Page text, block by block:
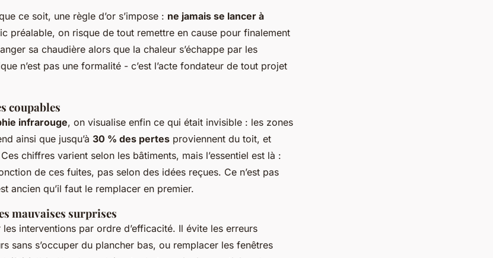
ce soit, une règle d’or s’impose : ne jamais se lancer à
préalable, on risque de tout remettre en cause pour finalement
sa chaudière alors que la chaleur s’échappe par les
n’est pas une formalité - c’est l’acte fondateur de tout projet
coupables
infrarouge, on visualise enfin ce qui était invisible : les zones
ainsi que jusqu’à 30 % des pertes proviennent du toit, et
chiffres varient selon les bâtiments, mais l’essentiel est là :
de ces fuites, pas selon des idées reçues. Ce n’est pas
ancien qu’il faut le remplacer en premier.
mauvaises surprises
les interventions par ordre d’efficacité. Il évite les erreurs
sans s’occuper du plancher bas, ou remplacer les fenêtres